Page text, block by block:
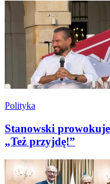
Polityka
Stanowski
„Też przyjdę!”